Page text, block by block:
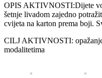
OPIS AKTIVNOSTI:Dijete
šetnje livadom zajedno
cvijeta na karton prema boji.
CILJ AKTIVNOSTI:
modalitetima